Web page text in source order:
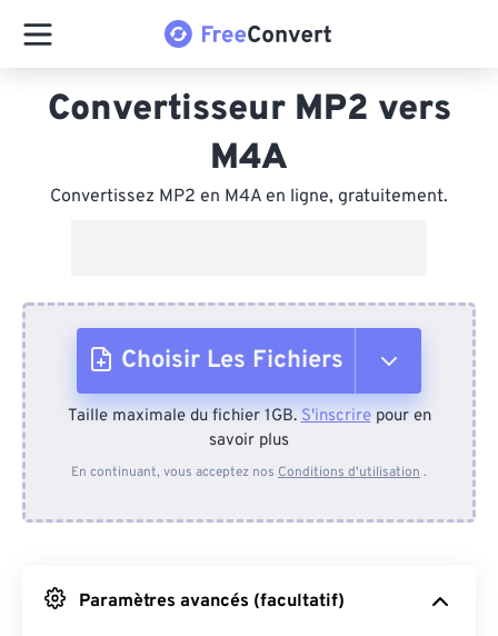
Convertisseur MP2 vers
M4A
Convertissez MP2 en M4A en ligne, gratuitement.
Choisir Les Fichiers
Depuis l'appareil
Depuis Google Drive
Taille maximale du fichier 1GB.S'inscrirepour en
savoir plus
En continuant, vous acceptez nos Conditions d'utilisation .
Paramètres avancés (facultatif)